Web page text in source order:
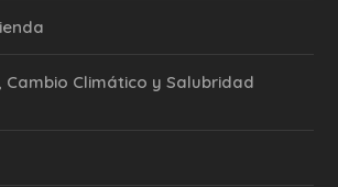
Cambio Climático y Salubridad